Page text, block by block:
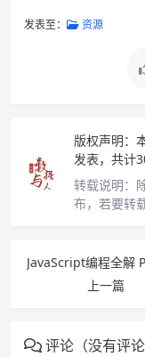
发表至： 资源
版权声明：
发表，共计
转载说明：
布，若要转
上一篇
评论（没有评论